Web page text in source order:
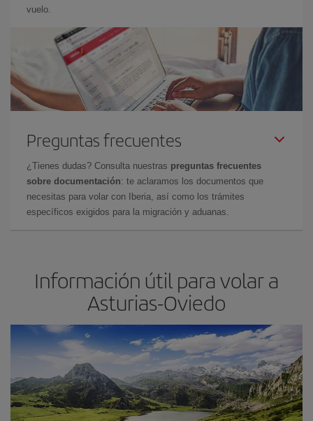
vuelo.
Preguntas frecuentes
¿Tienes dudas? Consulta nuestras preguntas frecuentes
sobre documentación: te aclaramos los documentos que
necesitas para volar con Iberia, así como los trámites
específicos exigidos para la migración y aduanas.
Información útil para volar a
Asturias-Oviedo